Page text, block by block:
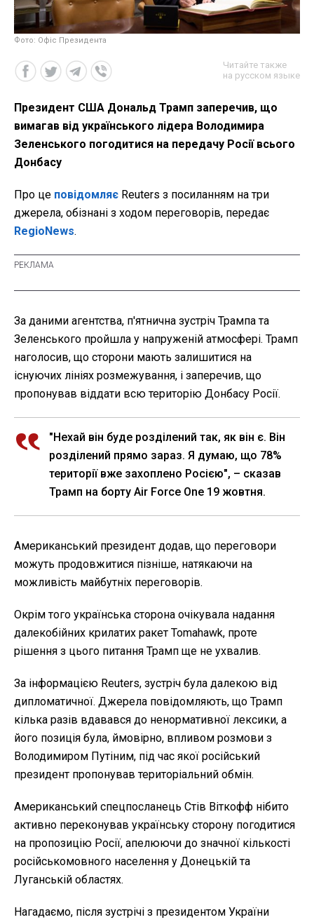
Фото: Офіс Президента
Читайте также
на русском языке
Президент США Дональд Трамп заперечив, що
вимагав від українського лідера Володимира
Зеленського погодитися на передачу Росії всього
Донбасу
Про це повідомляє Reuters з посиланням на три
джерела, обізнані з ходом переговорів, передає
RegioNews.
За даними агентства, п'ятнична зустріч Трампа та
Зеленського пройшла у напруженій атмосфері. Трамп
наголосив, що сторони мають залишитися на
існуючих лініях розмежування, і заперечив, що
пропонував віддати всю територію Донбасу Росії.
"Нехай він буде розділений так, як він є. Він
розділений прямо зараз. Я думаю, що 78%
території вже захоплено Росією", – сказав
Трамп на борту Air Force One 19 жовтня.
Американський президент додав, що переговори
можуть продовжитися пізніше, натякаючи на
можливість майбутніх переговорів.
Окрім того українська сторона очікувала надання
далекобійних крилатих ракет Tomahawk, проте
рішення з цього питання Трамп ще не ухвалив.
За інформацією Reuters, зустріч була далекою від
дипломатичної. Джерела повідомляють, що Трамп
кілька разів вдавався до ненормативної лексики, а
його позиція була, ймовірно, впливом розмови з
Володимиром Путіним, під час якої російський
президент пропонував територіальний обмін.
Американський спецпосланець Стів Віткофф нібито
активно переконував українську сторону погодитися
на пропозицію Росії, апелюючи до значної кількості
російськомовного населення у Донецькій та
Луганській областях.
Нагадаємо, після зустрічі з президентом України